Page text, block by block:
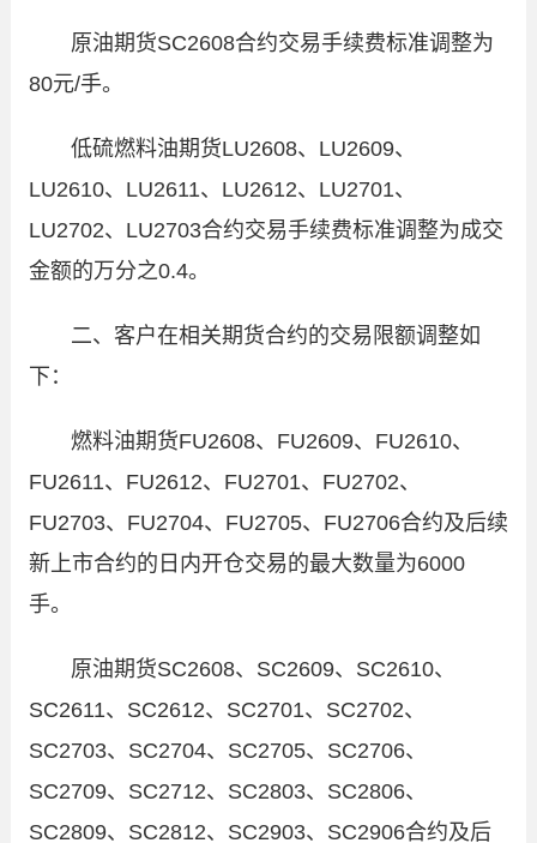
原油期货SC2608合约交易手续费标准调整为
80元/手。
低硫燃料油期货LU2608、 LU2609、
LU2610、 LU2611、 LU2612、 LU2701、
LU2702、 LU2703合约交易手续费标准调整为成交
金额的万分之0.4。
二、客户在相关期货合约的交易限额调整如
下：
燃料油期货FU2608、 FU2609、 FU2610、
FU2611、 FU2612、 FU2701、 FU2702、
FU2703、 FU2704、 FU2705、 FU2706合约及后续
新上市合约的日内开仓交易的最大数量为6000
手。
原油期货SC2608、 SC2609、 SC2610、
SC2611、 SC2612、 SC2701、 SC2702、
SC2703、 SC2704、 SC2705、 SC2706、
SC2709、 SC2712、 SC2803、 SC2806、
SC2809、 SC2812、 SC2903、 SC2906合约及后